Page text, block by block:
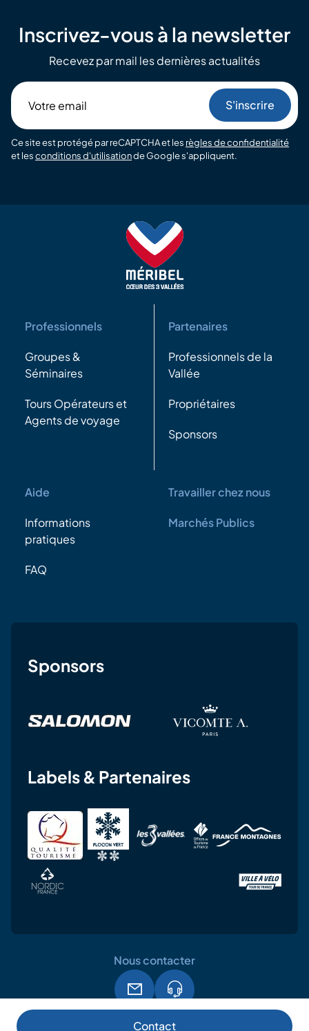
Contact
Inscrivez-vous à la newsletter
Recevez par mail les dernières actualités
email
Ce site est protégé par reCAPTCHA et les règles de confidentialité
et lesconditions d'utilisationde Google s'appliquent.
Professionnels
Groupes &
Séminaires
Tours Opérateurs et
Agents de voyage
Partenaires
Professionnels de la
Vallée
Propriétaires
Sponsors
Aide
Informations
pratiques
FAQ
Travailler chez nous
Marchés Publics
Sponsors
Labels & Partenaires
Nous contacter